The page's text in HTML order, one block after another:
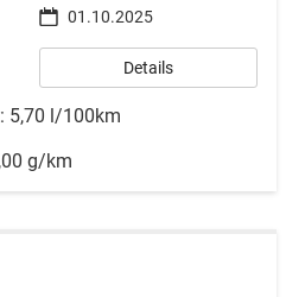
01.10.2025
Details
5,70 l/100km
g/km